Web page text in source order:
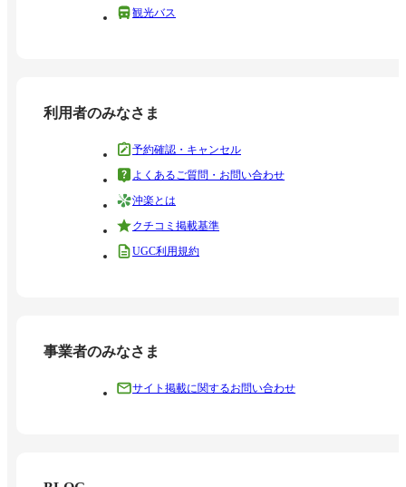
観光バス
利用者のみなさま
予約確認・キャンセル
よくあるご質問・お問い合わせ
沖楽とは
クチコミ掲載基準
UGC利用規約
事業者のみなさま
サイト掲載に関するお問い合わせ